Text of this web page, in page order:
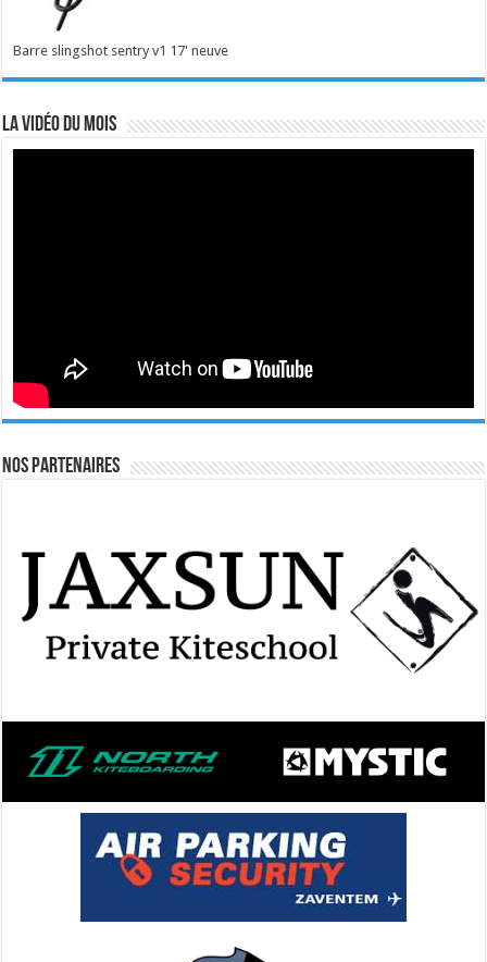
Barre slingshot sentry v1 17' neuve
La vidéo du mois
Nos Partenaires